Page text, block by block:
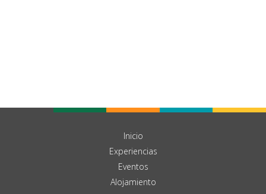
Inicio
Experiencias
Eventos
Alojamiento